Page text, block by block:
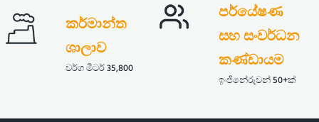
කර්මාන්ත
ශාලාව
වර්ග මීටර් 35,800
පර්යේෂණ
සහ සංවර්ධන
කණ්ඩායම
ඉංජිනේරුවන් 50+ක්